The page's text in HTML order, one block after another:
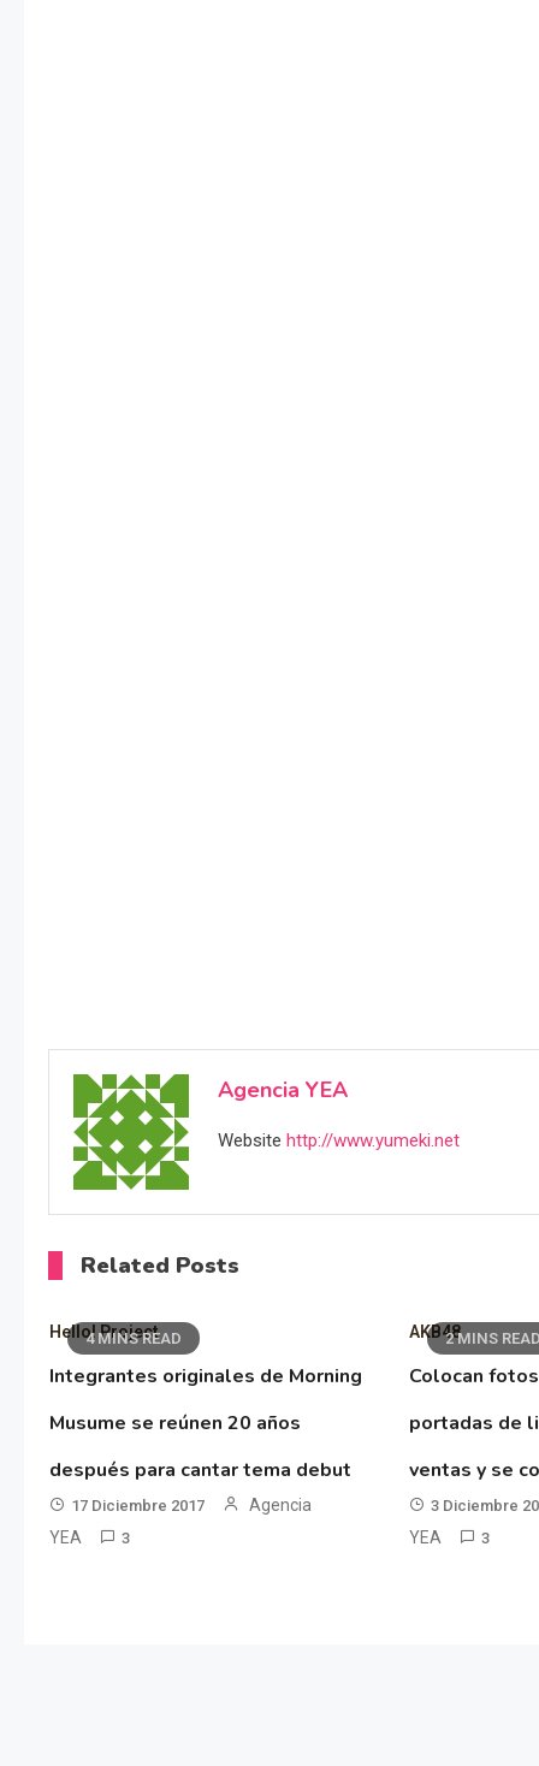
Agencia YEA
Website http://www.yumeki.net
Related Posts
4 MINS READ
Hello! Project
Integrantes originales de Morning
Musume se reúnen 20 años
después para cantar tema debut
17 Diciembre 2017
Agencia
YEA
3
2 MINS READ
AKB48
Colocan
portadas de
ventas y se
3 Diciembre
YEA
3